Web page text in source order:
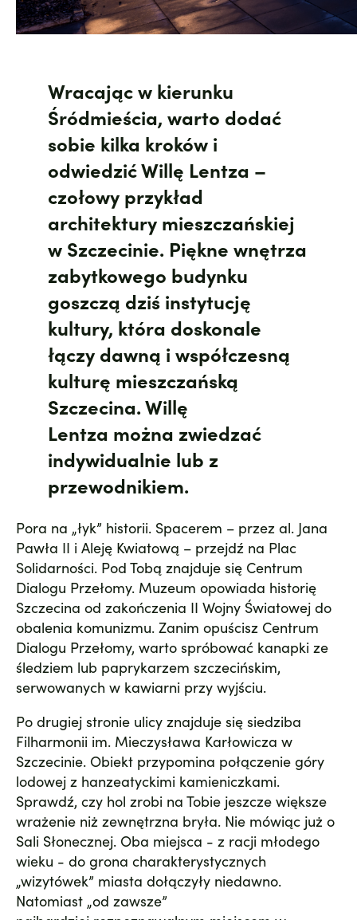
Wracając w kierunku
Śródmieścia, warto dodać
sobie kilka kroków i
odwiedzićWillę Lentza –
czołowy przykład
architektury mieszczańskiej
w Szczecinie. Piękne wnętrza
zabytkowego budynku
goszczą dziś instytucję
kultury, która doskonale
łączy dawną i współczesną
kulturę mieszczańską
Szczecina. Willę
Lentza można zwiedzać
indywidualnie lub z
przewodnikiem.
Pora na „łyk” historii. Spacerem – przez al. Jana
Pawła II i Aleję Kwiatową – przejdź na Plac
Solidarności. Pod Tobą znajduje się Centrum
Dialogu Przełomy. Muzeum opowiada historię
Szczecina od zakończenia II Wojny Światowej do
obalenia komunizmu. Zanim opuścisz Centrum
Dialogu Przełomy, warto spróbować kanapki ze
śledziem lub paprykarzem szczecińskim,
serwowanych w kawiarni przy wyjściu.
Po drugiej stronie ulicy znajduje się siedziba
Filharmonii im. Mieczysława Karłowicza w
Szczecinie. Obiekt przypomina połączenie góry
lodowej z hanzeatyckimi kamieniczkami.
Sprawdź, czy hol zrobi na Tobie jeszcze większe
wrażenie niż zewnętrzna bryła. Nie mówiąc już o
Sali Słonecznej. Oba miejsca - z racji młodego
wieku - do grona charakterystycznych
„wizytówek” miasta dołączyły niedawno.
Natomiast „od zawsze”